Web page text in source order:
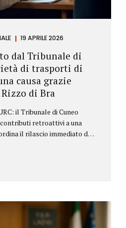
19 APRILE 2026
dal Tribunale di
di trasporti di
causa grazie
di Bra
il Tribunale di Cuneo
retroattivi a una
il rilascio immediato del